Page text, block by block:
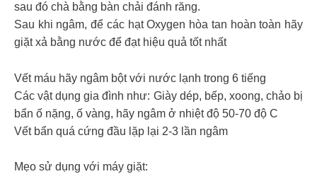
sau đó chà bằng bàn chải đánh răng.
Sau khi ngâm, để các hạt Oxygen hòa tan hoàn toàn hãy
giặt xả bằng nước để đạt hiệu quả tốt nhất
Vết máu hãy ngâm bột với nước lạnh trong 6 tiếng
Các vật dụng gia đình như: Giày dép, bếp, xoong, chảo bị
bẩn ố nặng, ố vàng, hãy ngâm ở nhiệt độ 50-70 độ C
Vết bẩn quá cứng đầu lặp lại 2-3 lần ngâm
Mẹo sử dụng với máy giặt: